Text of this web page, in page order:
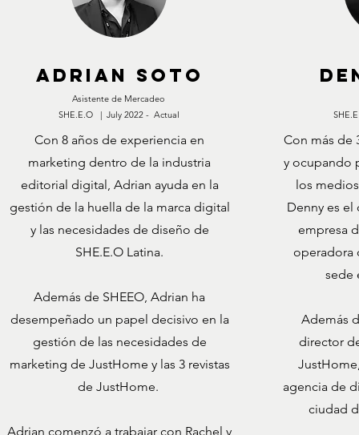
aDRIAN sOTO
Asistente de Mercadeo
SHE.E.O | July 2022 - Actual
Con 8 años de experiencia en
marketing dentro de la industria
editorial digital, Adrian ayuda en la
gestión de la huella de la marca digital
y las necesidades de diseño de
SHE.E.O Latina.
Además de SHEEO, Adrian ha
desempeñado un papel decisivo en la
gestión de las necesidades de
marketing de JustHome y las 3 revistas
de JustHome.
Adrian comenzó a trabajar con Rachel y
Con más de
y ocupando
los
Denny es
empresa
operadora
sede
Además
director
agencia de
ciudad